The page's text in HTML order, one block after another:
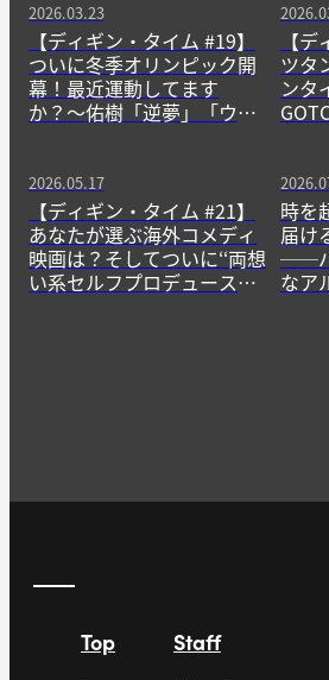
2026.03.23
【ディギン・タイム #19】
ついに冬季オリンピック開
幕！最近運動してます
か？〜佑樹「逆夢」「ウー
【
ツタ
ンタ
2026.05.17
【ディギン・タイム #21】
あなたが選ぶ海外コメディ
映画は？そしてついに‘‘両想
い系セルフプロデュースア
時を
届け
──
なア
Top
Staff